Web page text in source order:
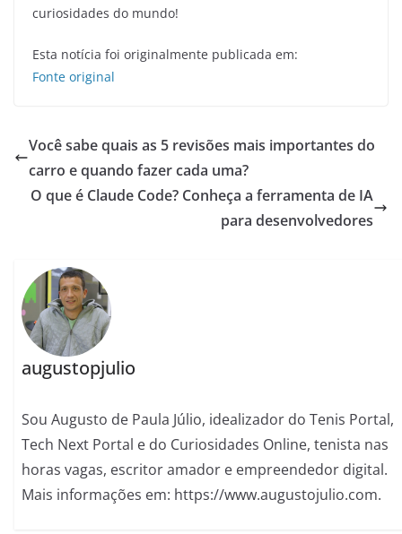
curiosidades do mundo!
Esta notícia foi originalmente publicada em:
Fonte original
Você sabe quais as 5 revisões mais importantes do
carro e quando fazer cada uma?
O que é Claude Code? Conheça a ferramenta de IA
para desenvolvedores
augustopjulio
Sou Augusto de Paula Júlio, idealizador do Tenis Portal,
Tech Next Portal e do Curiosidades Online, tenista nas
horas vagas, escritor amador e empreendedor digital.
Mais informações em: https://www.augustojulio.com.